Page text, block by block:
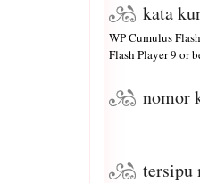
kata
WP Cumulus
Flash Player9 or
nomor
tersipu